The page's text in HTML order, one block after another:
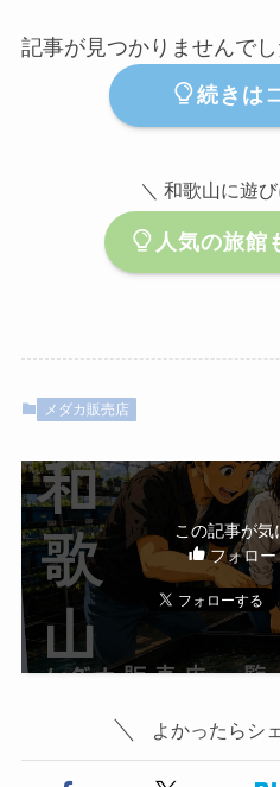
記事が見つかりませんでし
続きは
＼ 和歌山に遊
人気の旅館
メダカ販売店
この記事が気
フォロー
よかったらシ